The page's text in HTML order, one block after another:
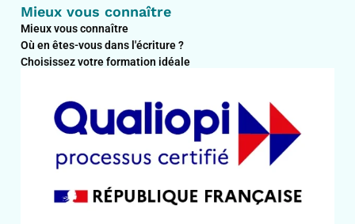
Mieux vous connaître
Mieux vous connaître
Où en êtes-vous dans l'écriture ?
Choisissez votre formation idéale